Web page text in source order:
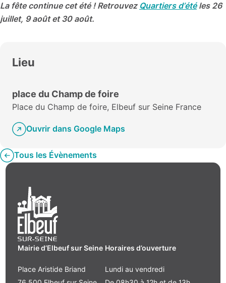
La fête continue cet été ! Retrouvez Quartiers d’été les 26
juillet, 9 août et 30 août.
Lieu
place du Champ de foire
Place du Champ de foire, Elbeuf sur Seine France
Ouvrir dans Google Maps
Tous les Évènements
Mairie d’Elbeuf sur Seine
Place Aristide Briand
Horaires d’ouverture
Lundi au vendredi